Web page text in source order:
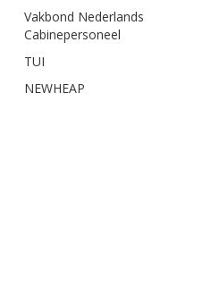
Vakbond Nederlands
Cabinepersoneel
TUI
NEWHEAP